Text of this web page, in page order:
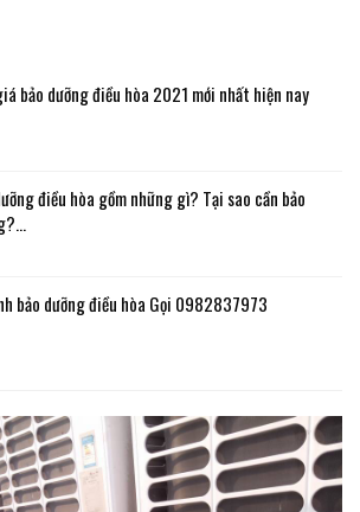
bảo dưỡng điều hòa 2021 mới nhất hiện nay
điều hòa gồm những gì? Tại sao cần bảo
bảo dưỡng điều hòa Gọi 0982837973